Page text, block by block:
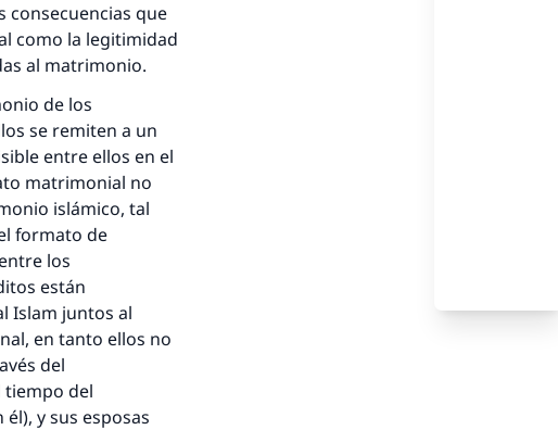
consecuencias que
como la legitimidad
al matrimonio.
de los
se remiten a un
entre ellos en el
matrimonial no
islámico, tal
formato de
los
están
Islam juntos al
en tanto ellos no
del
tiempo del
y sus esposas